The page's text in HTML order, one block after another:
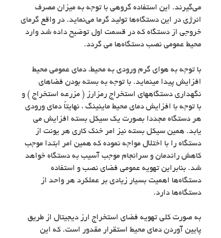
می‌گیرند. این استفاده گروهی با توجه به میزان مصرف
انرژی در این دستگاه‌ها تولید گرما می‌نماید. در واقع گرمای
خروجی از دستگاه که در قسمت اول توضیح داده شد وارد
محیط عمومی نصب دستگاه‌ها می گردد.
با توجه به هوای گرم ورودی به محیط، دمای عمومی محیط
افزایش پیدا مینماید. با توجه به بسته بودن فضاهای
نگهداری دستگاههای استخراج رمزارز ( مزرعه استخراج ) و
با توجه با افزایش دمای محیط ماینینگ ، نهایتاً دمای ورودی
هر دستگاه مجددا بصورت یک سیکل بسته افزایش می
یابد. همین سیکل بسته نیز امر خنک کاری هر یونت از
دستگاه را با اختلال مواجه نموده که همین امر ابتدا موجب
کاهش راندمان و سرانجام موجب آسیب به دستگاه خواهد
شد. بنابراین تهویه عمومی فضای نصب و استفاده
دستگاه‌ها اهمیت بسیار زیادی بر عملکرد هر واحد از
دستگاه‌ها دارد.
به صورت کلی تهویه فضای استخراج ارز دیجیتال از طریق
پایین آوردن دمای محیط استقرار مقدور است. که این